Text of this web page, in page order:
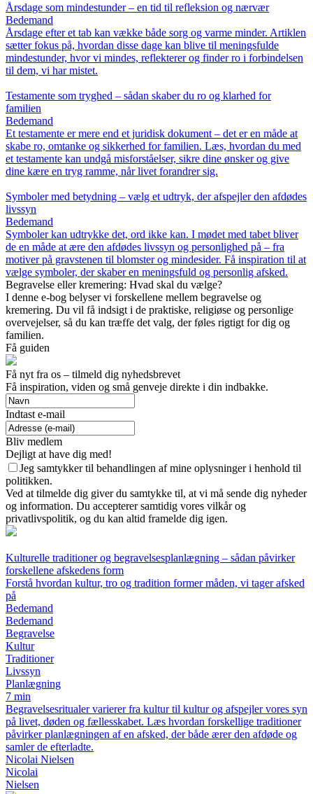
Årsdage som mindestunder – en tid til refleksion og nærvær
Bedemand
Årsdage efter et tab kan vække både sorg og varme minder. Artiklen
sætter fokus på, hvordan disse dage kan blive til meningsfulde
mindestunder, hvor vi mindes, reflekterer og finder ro i forbindelsen
til dem, vi har mistet.
Testamente som tryghed – sådan skaber du ro og klarhed for
familien
Bedemand
Et testamente er mere end et juridisk dokument – det er en måde at
skabe ro, omtanke og sikkerhed for familien. Læs, hvordan du med
et testamente kan undgå misforståelser, sikre dine ønsker og give
dine kære en tryg ramme, når livet forandrer sig.
Symboler med betydning – vælg et udtryk, der afspejler den afdødes
livssyn
Bedemand
Symboler kan udtrykke det, ord ikke kan. I mødet med tabet bliver
de en måde at ære den afdødes livssyn og personlighed på – fra
motiver på gravstenen til blomster og mindesider. Få inspiration til at
vælge symboler, der skaber en meningsfuld og personlig afsked.
Begravelse eller kremering: Hvad skal du vælge?
I denne e-bog belyser vi forskellene mellem begravelse og
kremering. Du vil få indsigt i de praktiske, religiøse og personlige
overvejelser, så du kan træffe det valg, der føles rigtigt for dig og
familien.
Få guiden
Få nyt fra os – tilmeld dig nyhedsbrevet
Få inspiration, viden og små genveje direkte i din indbakke.
Indtast e-mail
Bliv medlem
Dejligt at have dig med!
Jeg samtykker til behandlingen af mine oplysninger i henhold til
politikken.
Ved at tilmelde dig giver du samtykke til, at vi må sende dig nyheder
og information. Du accepterer samtidig vores vilkår og
privatlivspolitik, og du kan altid framelde dig igen.
Kulturelle traditioner og begravelsesplanlægning – sådan påvirker
forskellene afskedens form
Forstå hvordan kultur, tro og tradition former måden, vi tager afsked
på
Bedemand
Bedemand
Begravelse
Kultur
Traditioner
Livssyn
Planlægning
7 min
Begravelsesritualer varierer fra kultur til kultur og afspejler vores syn
på livet, døden og fællesskabet. Læs hvordan forskellige traditioner
påvirker planlægningen af en afsked, der både ærer den afdøde og
samler de efterladte.
Nicolai Nielsen
Nicolai
Nielsen